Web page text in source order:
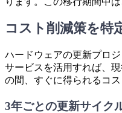
コスト削減策を特
ハードウェアの更新プロ
サービスを活用すれば、
の間、すぐに得られるコ
3年ごとの更新サイク